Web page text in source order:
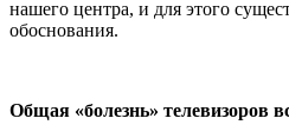
нашего центра, и для этого
обоснования.
Общая «болезнь» телевизоров